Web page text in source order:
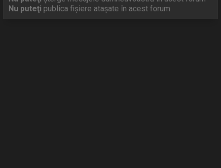
Nu puteţi publica fişiere ataşate în acest forum